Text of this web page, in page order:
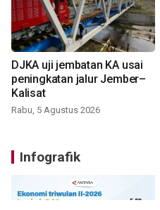
DJKA uji jembatan KA usai
peningkatan jalur Jember–
Kalisat
Rabu, 5 Agustus 2026
Infografik